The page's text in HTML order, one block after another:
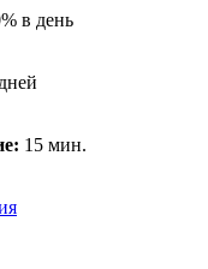
в день
15 мин.